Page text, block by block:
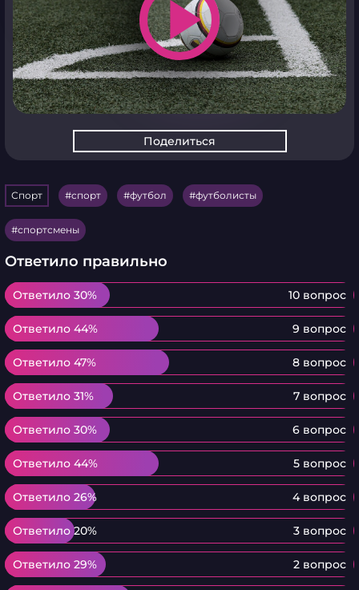
play_arrow
Поделиться
Спорт спорт футбол футболисты
спортсмены
Ответило правильно
Ответило 30% 10 вопрос
Ответило 30%
Ответило 44% 9 вопрос
Ответило 44%
Ответило 47% 8 вопрос
Ответило 47%
Ответило 31% 7 вопрос
Ответило 31%
Ответило 30% 6 вопрос
Ответило 30%
Ответило 44% 5 вопрос
Ответило 44%
Ответило 26% 4 вопрос
Ответило 26%
Ответило 20% 3 вопрос
Ответило 20%
Ответило 29% 2 вопрос
Ответило 29%